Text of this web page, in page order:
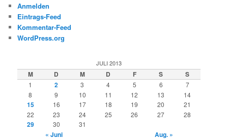
Anmelden
Eintrags-Feed
Kommentar-Feed
WordPress.org
JULI 2013
M D M D F S S
1 2 3 4 5 6
7
8
9 10 11 12 13 14
15 16 17 18 19 20
21
22
23 24 25 26 27 28
29 30 31
« Juni Aug. »